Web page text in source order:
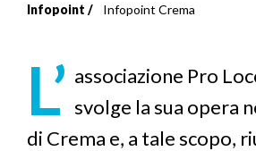
Briciole
di
pane
Infopoint Infopoint Crema
L’ associazione Pro
svolge la sua opera
di Crema e, a tale scopo,